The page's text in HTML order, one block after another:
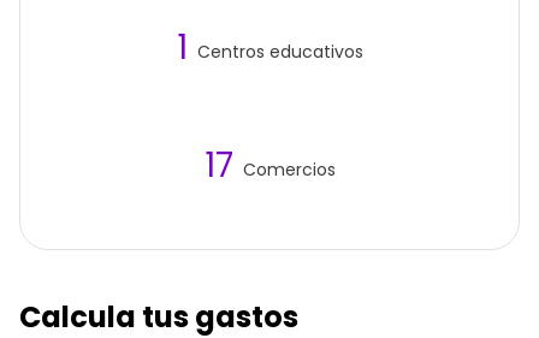
1 Centros educativos
17 Comercios
Calcula tus gastos